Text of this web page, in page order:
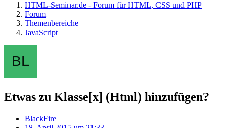
HTML-Seminar.de - Forum für HTML, CSS und PHP
Forum
Themenbereiche
JavaScript
Etwas zu Klasse[x] (Html) hinzufügen?
BlackFire